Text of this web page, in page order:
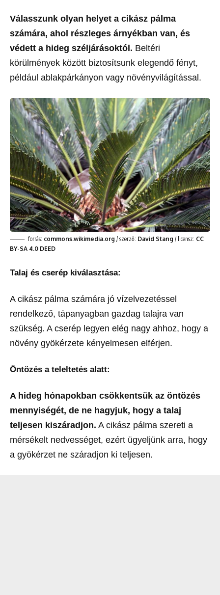
Válasszunk olyan helyet a cikász pálma
számára, ahol részleges árnyékban van, és
védett a hideg széljárásoktól. Beltéri
körülmények között biztosítsunk elegendő fényt,
például ablakpárkányon vagy növényvilágítással.
forrás: commons.wikimedia.org / szerző: David Stang / licensz: CC
BY-SA 4.0 DEED
Talaj és cserép kiválasztása:
A cikász pálma számára jó vízelvezetéssel
rendelkező, tápanyagban gazdag talajra van
szükség. A cserép legyen elég nagy ahhoz, hogy a
növény gyökérzete kényelmesen elférjen.
Öntözés a teleltetés alatt:
A hideg hónapokban csökkentsük az öntözés
mennyiségét, de ne hagyjuk, hogy a talaj
teljesen kiszáradjon. A cikász pálma szereti a
mérsékelt nedvességet, ezért ügyeljünk arra, hogy
a gyökérzet ne száradjon ki teljesen.